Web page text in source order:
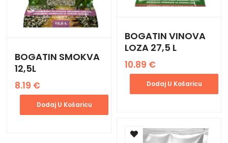
BOGATIN SMOKVA
12,5L
8.19 €
Dodaj U Košaricu
BOGATIN VINOVA
LOZA 27,5 L
10.89 €
Dodaj U Košaricu